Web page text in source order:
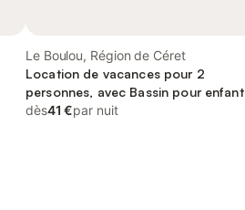
Le Boulou, Région de Céret
Location de vacances pour 2
personnes, avec Bassin pour enfant
dès41 €par nuit